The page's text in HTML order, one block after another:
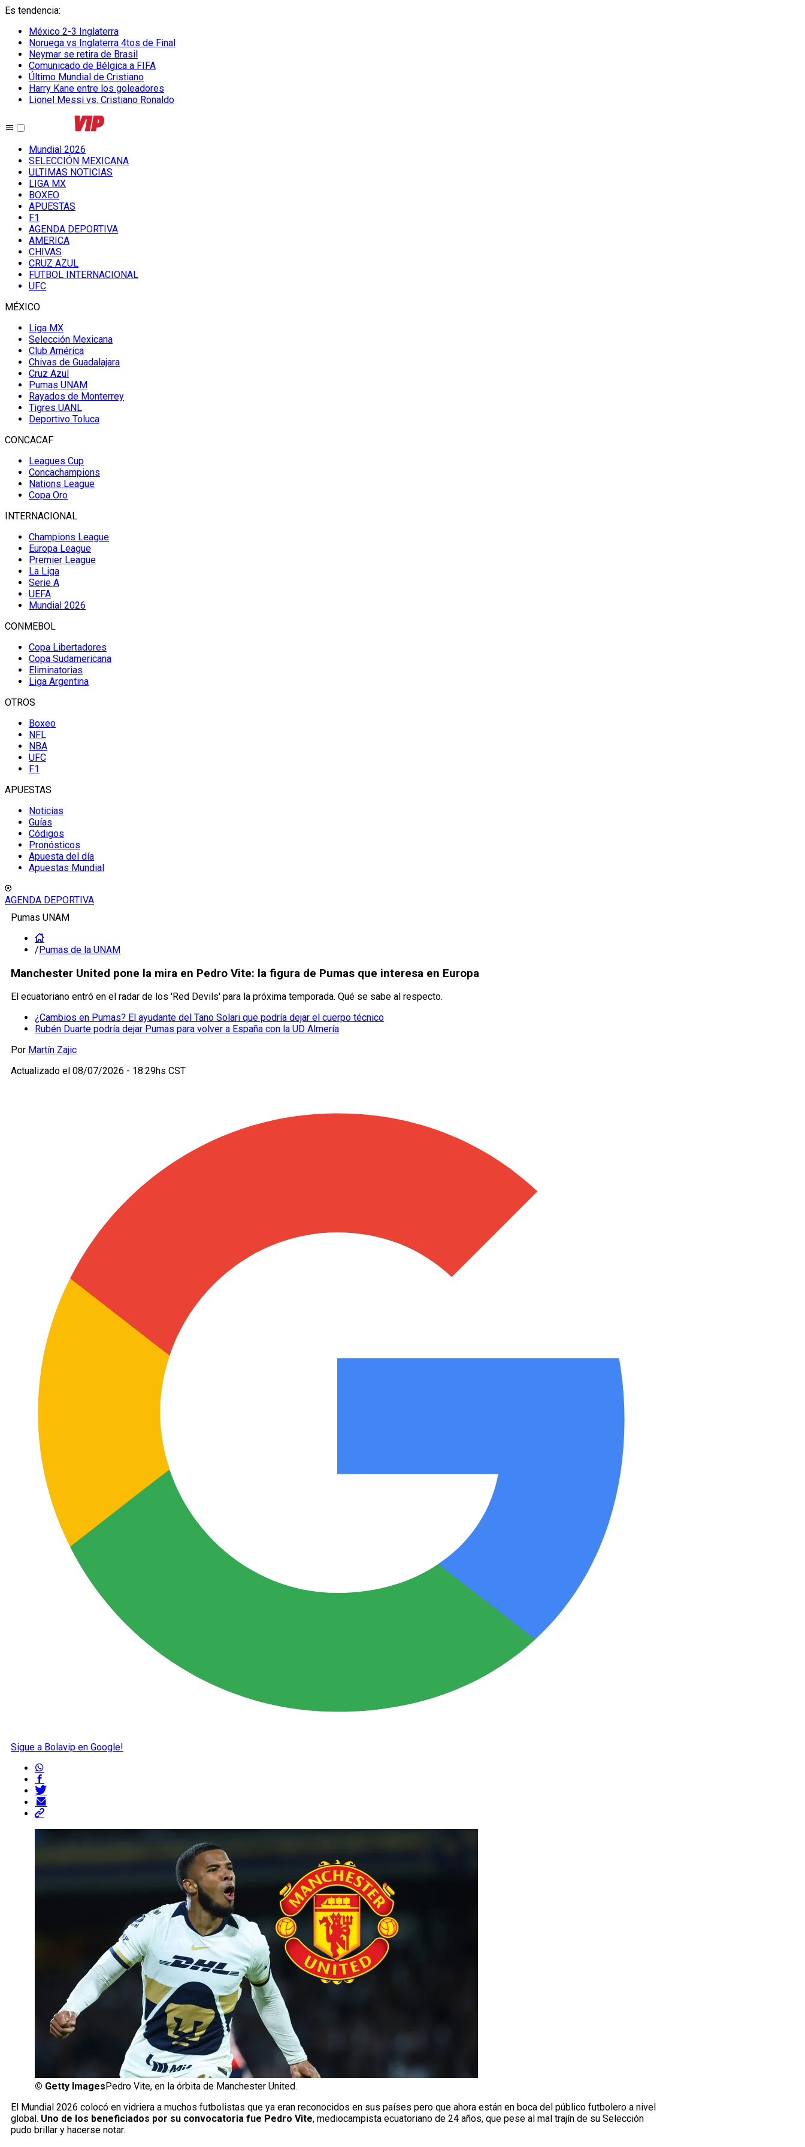
Es tendencia:
México 2-3 Inglaterra
Noruega vs Inglaterra 4tos de Final
Neymar se retira de Brasil
Comunicado de Bélgica a FIFA
Último Mundial de Cristiano
Harry Kane entre los goleadores
Lionel Messi vs. Cristiano Ronaldo
Mundial 2026
SELECCIÓN MEXICANA
ULTIMAS NOTICIAS
LIGA MX
BOXEO
APUESTAS
F1
AGENDA DEPORTIVA
AMERICA
CHIVAS
CRUZ AZUL
FUTBOL INTERNACIONAL
UFC
MÉXICO
Liga MX
Selección Mexicana
Club América
Chivas de Guadalajara
Cruz Azul
Pumas UNAM
Rayados de Monterrey
Tigres UANL
Deportivo Toluca
CONCACAF
Leagues Cup
Concachampions
Nations League
Copa Oro
INTERNACIONAL
Champions League
Europa League
Premier League
La Liga
Serie A
UEFA
Mundial 2026
CONMEBOL
Copa Libertadores
Copa Sudamericana
Eliminatorias
Liga Argentina
OTROS
Boxeo
NFL
NBA
UFC
F1
APUESTAS
Noticias
Guías
Códigos
Pronósticos
Apuesta del día
Apuestas Mundial
AGENDA DEPORTIVA
Pumas UNAM
/Pumas de la UNAM
Manchester United pone la mira en Pedro Vite: la figura de Pumas que interesa en Europa
El ecuatoriano entró en el radar de los 'Red Devils' para la próxima temporada. Qué se sabe al respecto.
¿Cambios en Pumas? El ayudante del Tano Solari que podría dejar el cuerpo técnico
Rubén Duarte podría dejar Pumas para volver a España con la UD Almería
Por Martín Zajic
Actualizado el 08/07/2026 - 18:29hs CST
Sigue a Bolavip en Google!
© Getty Images Pedro Vite, en la órbita de Manchester United.
El Mundial 2026 colocó en vidriera a muchos futbolistas que ya eran reconocidos en sus países pero que ahora están en boca del público futbolero a nivel
global. Uno de los beneficiados por su convocatoria fue Pedro Vite, mediocampista ecuatoriano de 24 años, que pese al mal trajín de su Selección
pudo brillar y hacerse notar.